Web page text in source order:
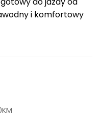
i komfortowy